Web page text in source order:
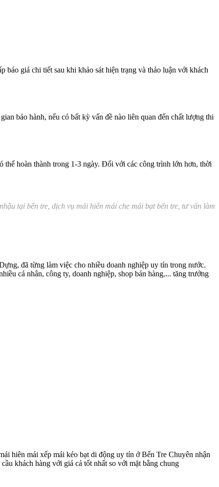
báo giá chi tiết sau khi khảo sát hiện trạng và thảo luận với khách
bảo hành, nếu có bất kỳ vấn đề nào liên quan đến chất lượng thi
hoàn thành trong 1-3 ngày. Đối với các công trình lớn hơn, thời
tại bến tre, dịch vụ mái hiên mái che mái bạt bến tre, tư vấn làm
đã từng làm việc cho nhiều doanh nghiệp uy tín trong nước.
cá nhân, công ty, doanh nghiệp, shop bán hàng,... tăng trưởng
Chuyên nhận
khách hàng với giá cả tốt nhất so với mặt bằng chung